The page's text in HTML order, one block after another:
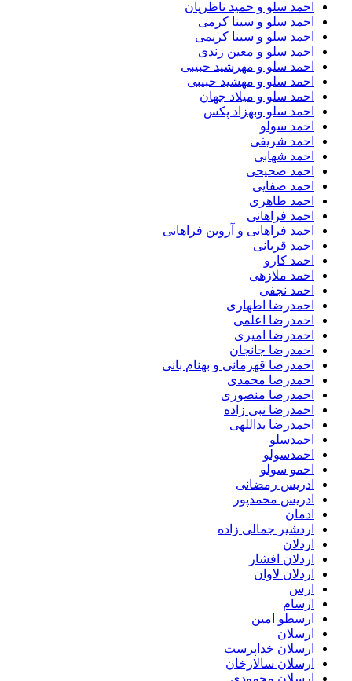
احمد سلو و حمید ناظریان
احمد سلو و سینا کرمی
احمد سلو و سینا کریمی
احمد سلو و معین زندی
احمد سلو و مهرشید حبیبی
احمد سلو و مهشید حبیبی
احمد سلو و میلاد جهان
احمد سلو وبهزاد پکس
احمد سولو
احمد شریفی
احمد شهابی
احمد صحیحی
احمد صفایی
احمد طاهری
احمد فراهانی
احمد فراهانی و آروین فراهانی
احمد قربانی
احمد کارو
احمد ملازهی
احمد نجفی
احمدرضا اطهاری
احمدرضا اعلمی
احمدرضا امیری
احمدرضا جانجان
احمدرضا قهرمانی و بهنام بانی
احمدرضا محمدی
احمدرضا منصوری
احمدرضا نبی زاده
احمدرضا یداللهی
احمدسلو
احمدسولو
احمو سولو
ادریس رمضانی
ادریس محمدپور
ادمان
اردشیر جمالی زاده
اردلان
اردلان افشار
اردلان لاوان
ارس
ارسام
ارسطو امین
ارسلان
ارسلان خداپرست
ارسلان سالارخان
ارسلان محمودی